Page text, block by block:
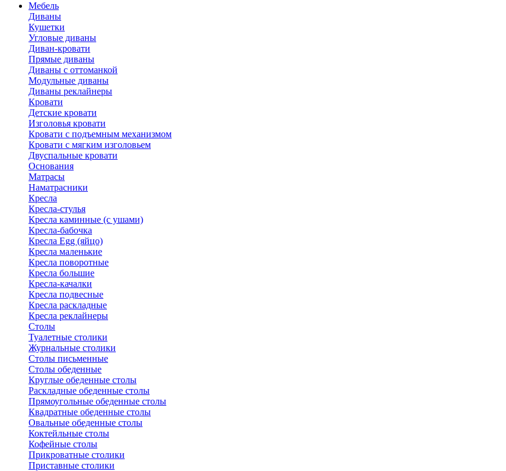
Мебель
Диваны
Кушетки
Угловые диваны
Диван-кровати
Прямые диваны
Диваны с оттоманкой
Модульные диваны
Диваны реклайнеры
Кровати
Детские кровати
Изголовья кровати
Кровати с подъемным механизмом
Кровати с мягким изголовьем
Двуспальные кровати
Основания
Матрасы
Наматрасники
Кресла
Кресла-стулья
Кресла каминные (с ушами)
Кресла-бабочка
Кресла Egg (яйцо)
Кресла маленькие
Кресла поворотные
Кресла большие
Кресла-качалки
Кресла подвесные
Кресла раскладные
Кресла реклайнеры
Столы
Туалетные столики
Журнальные столики
Столы письменные
Столы обеденные
Круглые обеденные столы
Раскладные обеденные столы
Прямоугольные обеденные столы
Квадратные обеденные столы
Овальные обеденные столы
Коктейльные столы
Кофейные столы
Прикроватные столики
Приставные столики